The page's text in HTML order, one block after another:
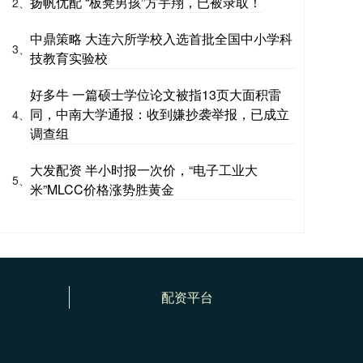
3、
中鼎策略 大连六所学校入选首批全国中小学科
技教育实验校
4、
好多牛 一篇硕士学位论文被指13页大面积雷
同，中南大学通报：收到嫌抄袭举报，已成立
调查组
5、
大发配资 半小时报一次价，“电子工业大
米”MLCC价格涨势胜黄金
配资平台